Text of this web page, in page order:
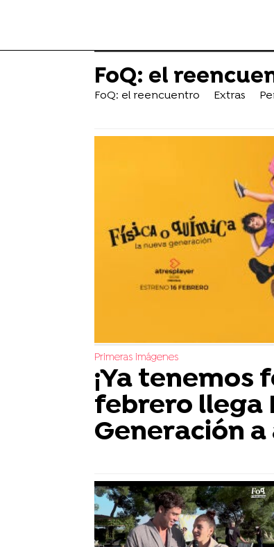
FoQ: el
FoQ: el reencuentro Extras
Primeras imágenes
¡Ya tenemos
febrero llega
Generación